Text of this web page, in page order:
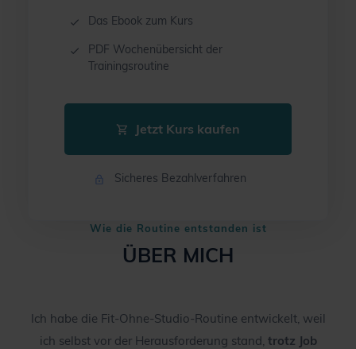
Das Ebook zum Kurs
PDF Wochenübersicht der
Trainingsroutine
Jetzt Kurs kaufen
Sicheres Bezahlverfahren
Wie die Routine entstanden ist
ÜBER MICH
Ich habe die Fit-Ohne-Studio-Routine entwickelt, weil
ich selbst vor der Herausforderung stand, trotz Job